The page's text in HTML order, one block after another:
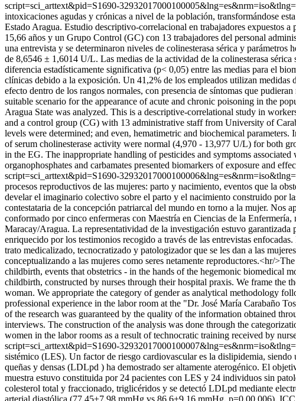
script=sci_arttext&pid=S1690-
intoxicaciones agudas y crónicas a nivel de la población, transformándose
Estado Aragua. Estudio descriptivo-correlacional en trabajadores expuestos
15,66 años y un Grupo Control (GC) con 13 trabajadores del personal
una entrevista y se determinaron niveles de colinesterasa sérica y
de 8,6546 ± 1,6014 U/L. Las medias de la actividad de la colinesterasa
diferencia estadísticamente significativa (p< 0,05) entre las medias para el
clínicas debido a la exposición. Un 41,2% de los empleados utilizan medidas
efecto dentro de los rangos normales, con presencia de síntomas que
suitable scenario for the appearance of acute and chronic poisoning in the
Aragua State was analyzed. This is a descriptive-correlational study in
and a control group (CG) with 13 administrative staff from University of
levels were determined; and even, hematimetric and biochemical
of serum cholinesterase activity were normal (4,970 - 13,977 U/L) for both
in the EG. The inappropriate handling of pesticides and symptoms
organophosphates and carbamates presented biomarkers of exposure and
script=sci_arttext&pid=S1690-
procesos reproductivos de las mujeres: parto y nacimiento, eventos que la
develar el imaginario colectivo sobre el parto y el nacimiento construido por
contestataria de la concepción patriarcal del mundo en torno a la mujer. Nos
conformado por cinco enfermeras con Maestría en Ciencias de la
Maracay/Aragua. La representatividad de la investigación estuvo
enriquecido por los testimonios recogido a través de las entrevistas
trato medicalizado, tecnocratizado y patologizador que se les dan a las
conceptualizando a las mujeres como seres netamente reproductores.<hr/
childbirth, events that obstetrics - in the hands of the hegemonic biomedical
childbirth, constructed by nurses through their hospital praxis. We frame the
woman. We appropriate the category of gender as analytical methodology
professional experience in the labor room at the "Dr. José María Carabaño
of the research was guaranteed by the quality of the information obtained
interviews. The construction of the analysis was done through the
women in the labor rooms as a result of technocratic training received by
script=sci_arttext&pid=S1690-
sistémico (LES). Un factor de riesgo cardiovascular es la dislipidemia,
queñas y densas (LDLpd ) ha demostrado ser altamente aterogénico. El
muestra estuvo constituida por 24 pacientes con LES y 24 individuos sin
colesterol total y fraccionado, triglicéridos y se detectó LDLpd mediante
arterial diastólica (77,45±7,98 mmHg vs 86,6±9,16 mmHg, p=0,00 006),